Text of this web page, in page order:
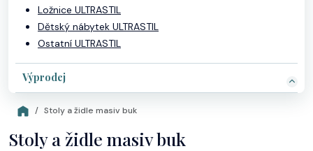
Ložnice ULTRASTIL
Dětský nábytek ULTRASTIL
Ostatní ULTRASTIL
Výprodej
Stoly a židle masiv buk
Stoly a židle masiv buk